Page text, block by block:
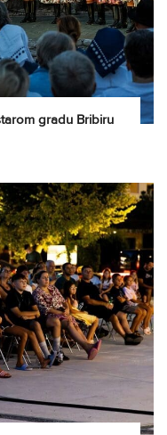
gradu Bribiru